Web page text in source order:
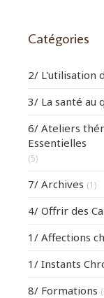
Catégories
2/ L'utilisation
3/ La santé au
6/ Ateliers
Essentielles
(5)
7/ Archives (1)
4/ Offrir des
1/ Affections
1/ Instants
8/ Formations